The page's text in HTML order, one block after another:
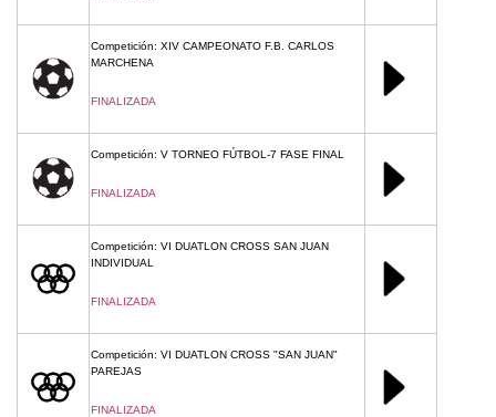
Competición: XIV CAMPEONATO F.B. CARLOS
MARCHENA
FINALIZADA
Competición: V TORNEO FÚTBOL-7 FASE FINAL
FINALIZADA
Competición: VI DUATLON CROSS SAN JUAN
INDIVIDUAL
FINALIZADA
Competición: VI DUATLON CROSS "SAN JUAN"
PAREJAS
FINALIZADA